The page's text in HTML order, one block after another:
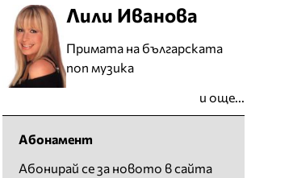
Лили Иванова
Примата на българската
поп музика
и още...
Абонамент
Абонирай се за новото в сайта